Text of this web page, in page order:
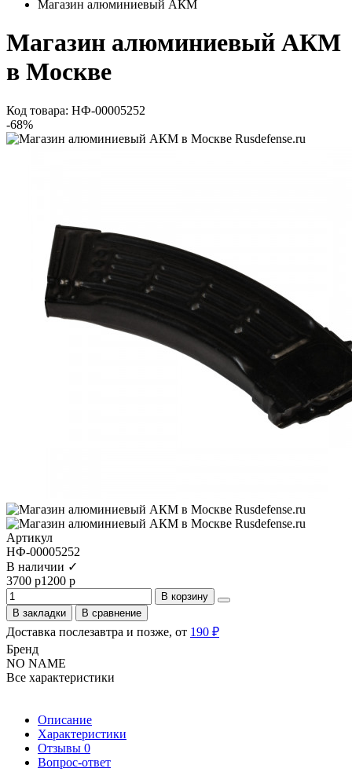
Магазин алюминиевый АКМ
Магазин алюминиевый АКМ
в Москве
Код товара: НФ-00005252
-68%
Артикул
НФ-00005252
В наличии ✓
3700 р1200 р
В корзину
В закладки
В сравнение
Доставка послезавтра и позже, от 190 ₽
Бренд
NO NAME
Все характеристики
Описание
Характеристики
Отзывы 0
Вопрос-ответ